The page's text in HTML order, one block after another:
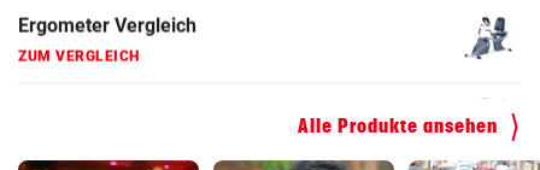
Hoverboard Vergleich
ZUM VERGLEICH
Alle Produkte ansehen